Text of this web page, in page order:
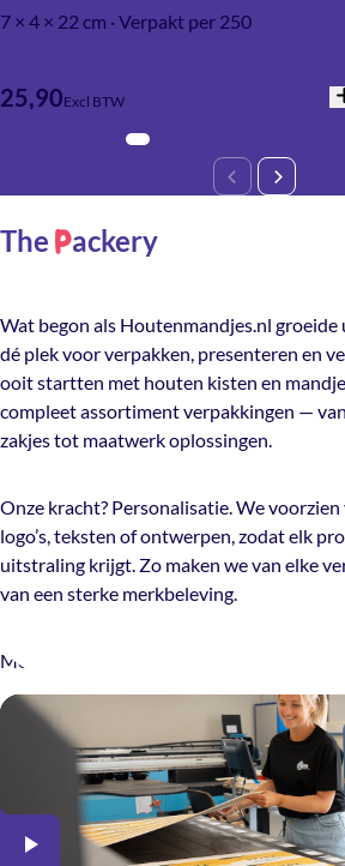
Kortom: bedrukte mandjes zijn perfect
7 × 4 × 22 cm · Verpakt per 250
25,90Excl BTW
The Packery
Wat begon als Houtenmandjes.nl groeide
dé plek voor verpakken, presenteren en
ooit startten met houten kisten en
compleet assortiment verpakkingen —
zakjes tot maatwerk oplossingen.
Onze kracht? Personalisatie. We
logo’s, teksten of ontwerpen, zodat elk
uitstraling krijgt. Zo maken we van elke
van een sterke merkbeleving.
Meer over The Packery